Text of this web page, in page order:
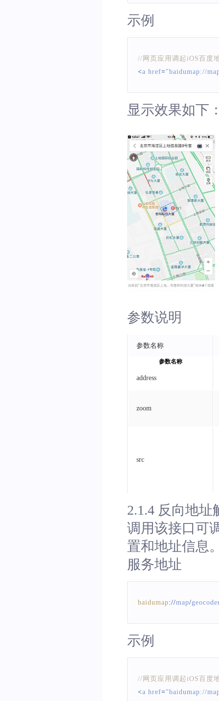
示例
//网页应用调起iOS百度
<a href="baidumap://
显示效果如下
参数说明
参数名称
参数名称
address
zoom
src
2.1.4 反向地址
调用该接口可
置和地址信息
服务地址
baidumap://map/
示例
//网页应用调起iOS百度
<a href="baidumap://